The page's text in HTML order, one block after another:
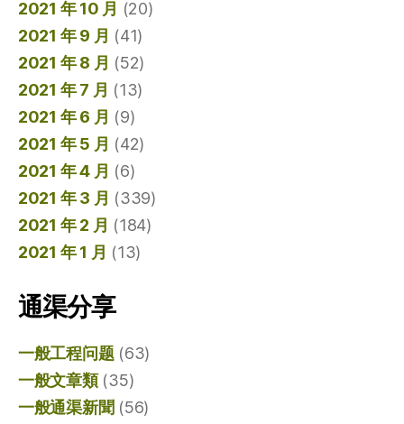
2021 年 10 月 (20)
2021 年 9 月 (41)
2021 年 8 月 (52)
2021 年 7 月 (13)
2021 年 6 月 (9)
2021 年 5 月 (42)
2021 年 4 月 (6)
2021 年 3 月 (339)
2021 年 2 月 (184)
2021 年 1 月 (13)
通渠分享
一般工程问题(63)
一般文章類(35)
一般通渠新聞 (56)